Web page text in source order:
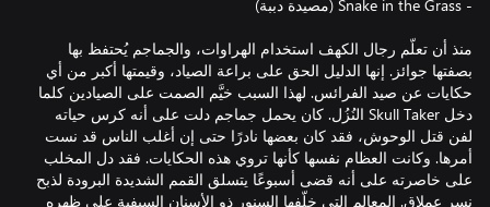
منذ أن تعلّم رجال الكهف استخدام الهراوات، والجماجم يُحتفظ بها
بصفتها جوائز. إنها الدليل الحق على براعة الصياد، وقيمتها أكبر من أي
حكايات عن صيد الفرائس. لهذا السبب خيَّم الصمت على الصيادين كلما
دخل Skull Taker النُزُل. كان يحمل جماجم دلت على أنه كرس حياته
لفن قتل الوحوش، فقد كان بعضها نادرًا حتى إن أغلب الناس قد نست
أمرها. وكانت العظام نفسها كأنها تروي هذه الحكايات. فقد دل المخلب
على خاصرته على أنه قضى أسبوعًا يتسلق القمم الشديدة البرودة لذبح
نسر عملاق. المعالم التي خلّفها السنور ذو الأسنان السيفية على ظهره